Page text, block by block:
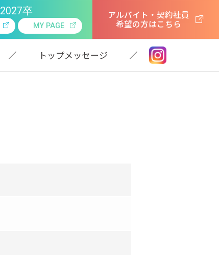
2027卒
MY PAGE
アルバイト・契約社員
希望の方はこちら
トップメッセージ